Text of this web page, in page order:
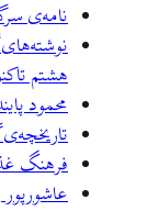
نامه‌ی
هشتم
محمود
فرهنگ
عاشورپور